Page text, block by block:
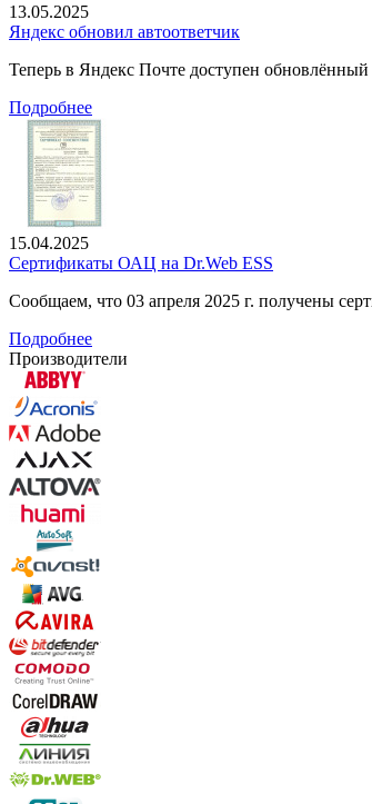
13.05.2025
Яндекс обновил автоответчик
Теперь в Яндекс Почте доступен обновлённый
Подробнее
15.04.2025
Сертификаты ОАЦ на Dr.Web ESS
Сообщаем, что 03 апреля 2025 г. получены
Подробнее
Производители